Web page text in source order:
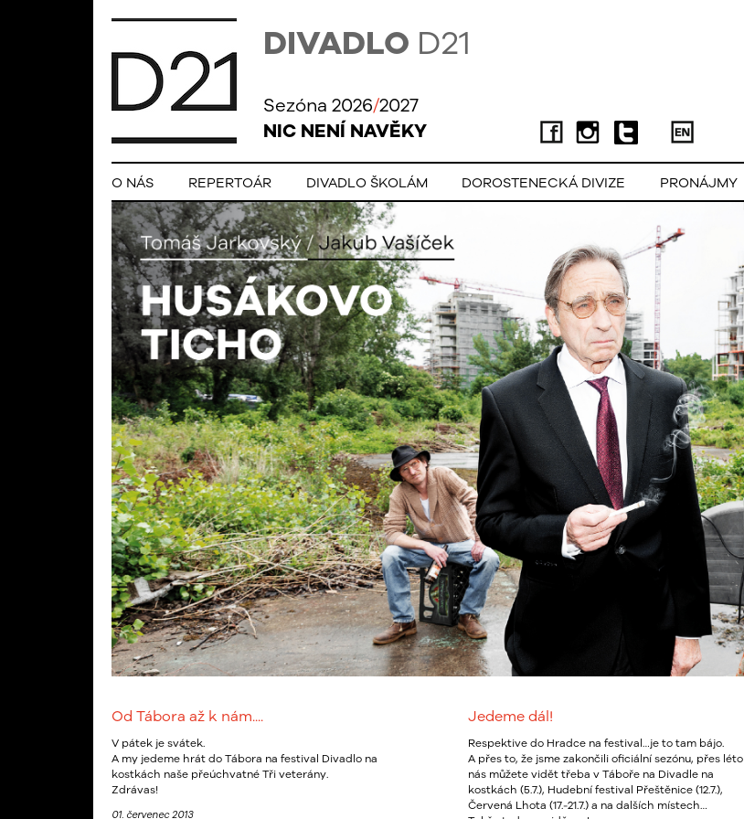
DIVADLO D21
Sezóna 2026/2027
NIC NENÍ NAVĚKY
O NÁS REPERTOÁR DIVADLO ŠKOLÁM DOROSTENECKÁ DIVIZE PRONÁJMY
Od Tábora až k nám....
V pátek je svátek.
A my jedeme hrát do Tábora na festival Divadlo na
kostkách naše přeúchvatné Tři veterány.
Zdrávas!
01. červenec 2013
Jedeme dál!
Respektive do Hradce na festival…je to tam bájo.
A přes to, že jsme zakončili oficiální sezónu, přes léto
nás můžete vidět třeba v Táboře na Divadle na
kostkách (5.7.), Hudební festival Přeštěnice (12.7.),
Červená Lhota (17.-21.7.) a na dalších místech…